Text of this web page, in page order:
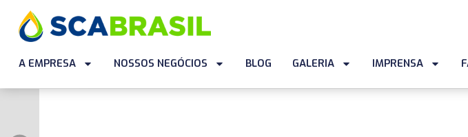
A EMPRESA NOSSOS NEGÓCIOS BLOG GALERIA IMPRENSA